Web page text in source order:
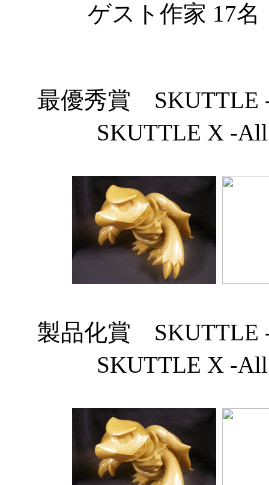
ゲスト作家 17
最優秀賞 SKUTTLE -
SKUTTLE X -
製品化賞 SKUTTLE -
SKUTTLE X -